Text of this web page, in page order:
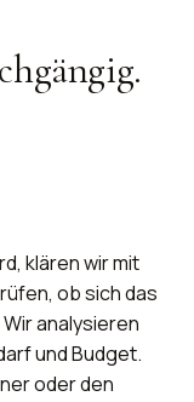
klären wir mit
ob sich das
analysieren
und Budget.
oder den